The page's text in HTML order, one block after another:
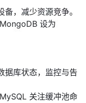
，减少资源竞争。
设为
据库状态，监控与告
关注缓冲池命